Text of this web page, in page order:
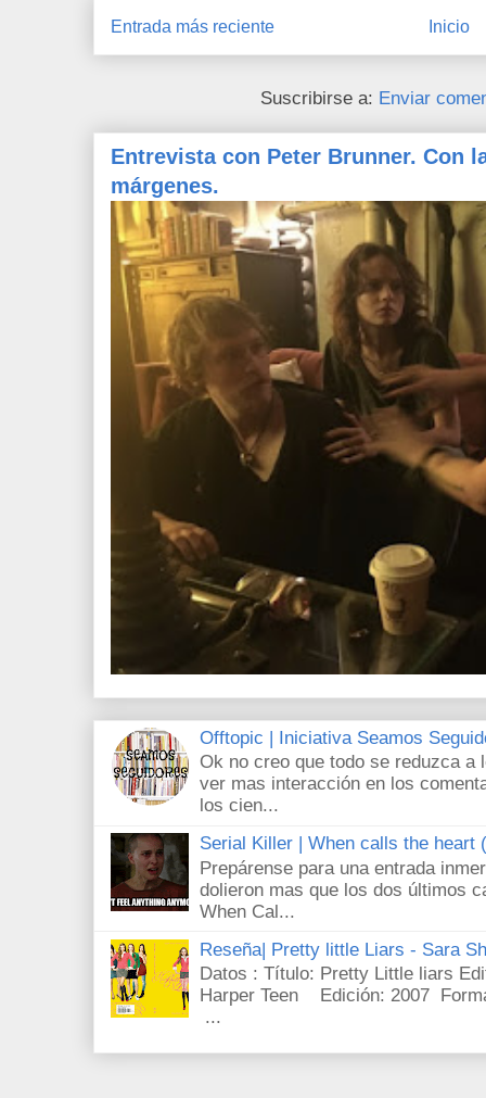
Entrada más reciente Inicio
Suscribirse a: Enviar
Entrevista con Peter Brunner. Con
márgenes.
Offtopic | Iniciativa Seamos
Ok no creo que todo se reduzca a
ver mas interacción en los
los cien...
Serial Killer | When calls the heart
Prepárense para una entrada
dolieron mas que los dos últimos
When Cal...
Reseña| Pretty little Liars - Sara
Datos : Título: Pretty Little liars
Harper Teen Edición: 2007
...